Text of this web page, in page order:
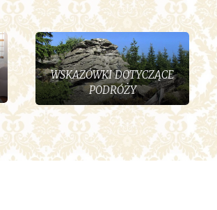
WSKAZÓWKI DOTYCZĄCE
PODRÓŻY